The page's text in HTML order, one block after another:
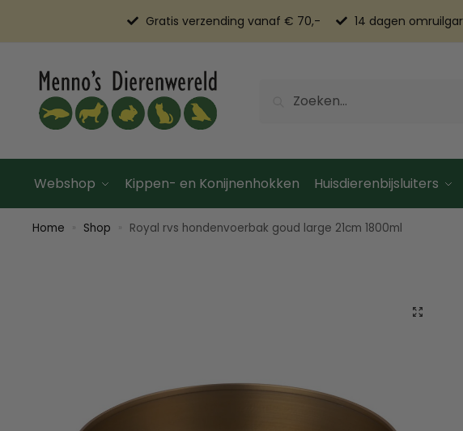
Gratis verzending vanaf € 70,- 14 dagen
Webshop Kippen- en Konijnenhokken Huisdierenbijsluiters
Home Shop Royal rvs hondenvoerbak goud large 21cm 1800ml